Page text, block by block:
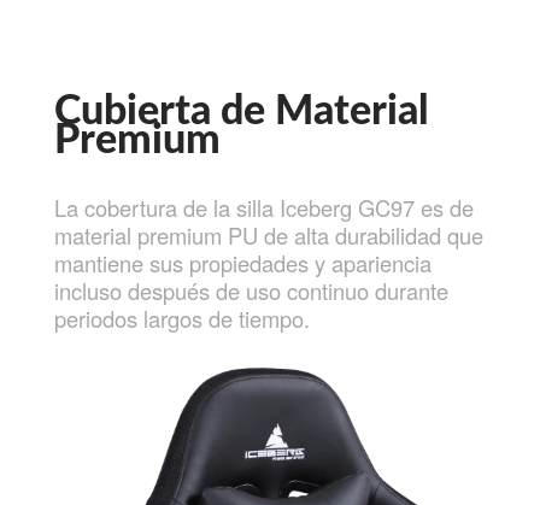
Cubierta de Material
Premium
La cobertura de la silla Iceberg GC97 es de
material premium PU de alta durabilidad que
mantiene sus propiedades y apariencia
incluso después de uso continuo durante
periodos largos de tiempo.